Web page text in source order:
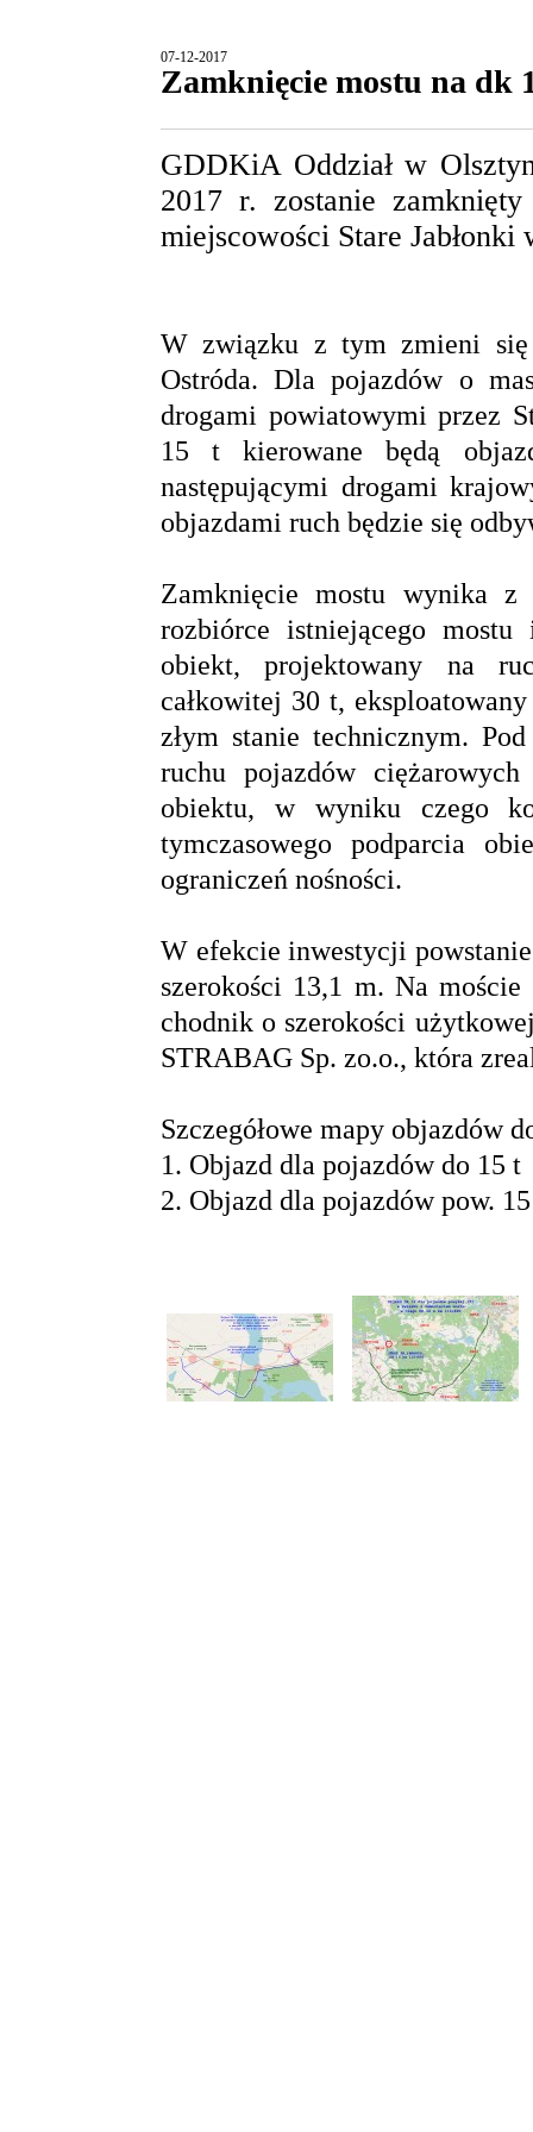
07-12-2017
Zamknięcie mostu na dk
GDDKiA Oddział w
2017 r. zostanie
miejscowości Stare
W związku z tym zmieni
Ostróda. Dla pojazdów o
drogami powiatowymi przez
15 t kierowane będą
następującymi drogami
objazdami ruch będzie się
Zamknięcie mostu wynika z
rozbiórce istniejącego
obiekt, projektowany na
całkowitej 30 t,
złym stanie technicznym.
ruchu pojazdów
obiektu, w wyniku czego
tymczasowego podparcia
ograniczeń nośności.
W efekcie inwestycji
szerokości 13,1 m. Na
chodnik o szerokości
STRABAG Sp. zo.o., która
Szczegółowe mapy objazdów
1. Objazd dla pojazdów do 15 t
2. Objazd dla pojazdów pow.